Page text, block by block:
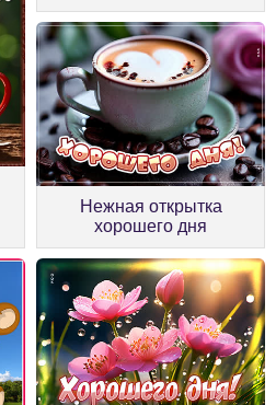
Нежная открытка
хорошего дня